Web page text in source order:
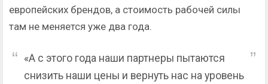
европейских брендов, а стоимость рабочей силы
там не меняется уже два года.
«А с этого года наши партнеры пытаются
снизить наши цены и вернуть нас на уровень